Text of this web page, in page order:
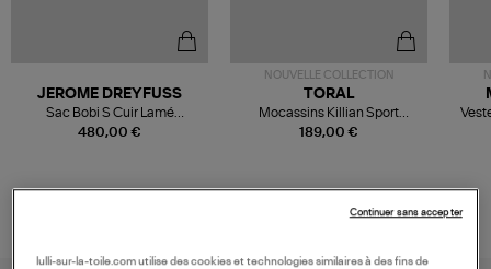
480,00 €
JEROME DREYFUSS
Sac Bobi S Cuir Lamé
Champagne
NOUVELLE COLLECTION
189,00 €
TORAL
Mocassins Killian Sport
Mousse
lulli-sur-la-toile.com utilise des cookies et technologies similaires à des fins de
Continuer sans accepter